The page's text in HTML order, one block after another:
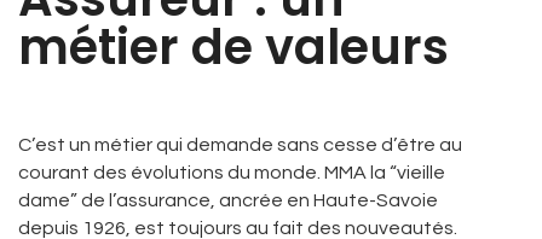
métier de valeurs
C’est un métier qui demande sans cesse d’être au
courant des évolutions du monde. MMA la “vieille
dame” de l’assurance, ancrée en Haute-Savoie
depuis 1926, est toujours au fait des nouveautés.